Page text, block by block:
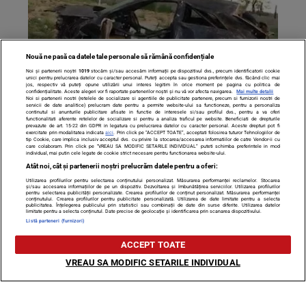
După Răzvan Ciobanu, un alt nume cunoscut a murit
aseară într-un accident rutier. NU purta centura
Nouă ne pasă ca datele tale personale să rămână confidențiale
Noi și partenerii noștri 1019stocăm și/sau accesăm informații pe dispozitivul dvs., precum identificatorii cookie
unici pentru prelucrarea datelor cu caracter personal. Puteți accepta sau gestiona preferințele dvs. făcând clic mai
jos, respectiv vă puteți opune utilizării unui interes legitim în orice moment pe pagina cu politica de
confidențialitate. Aceste alegeri vor fi raportate partenerilor noștri și nu vă vor afecta navigarea.
Mai multe detalii
Noi si partenerii nostri (retelele de socializare si agentiile de publicitate partenere, precum si furnizorii nostri de
servicii de date analitice) prelucram date pentru a permite website-ului sa functioneze, pentru a personaliza
continutul si anunturile publicitare afisate in functie de interesele si/sau profilul dvs., pentru a va oferi
functionalitati aferente retelelor de socializare si pentru a analiza traficul pe website. Beneficiati de drepturile
prevazute de art. 15-22 din GDPR in legatura cu prelucrarea datelor cu caracter personal. Aceste drepturi pot fi
exercitate prin modalitatea indicataaici . Prin click pe “ACCEPT TOATE”, acceptati folosirea tuturor Tehnologiilor de
tip Cookie, care implica inclusiv acceptul dvs. cu privire la stocarea/accesarea informatiilor de catre Vendor-ii cu
care colaboram. Prin click pe “VREAU SA MODIFIC SETARILE INDIVIDUAL” puteti schimba preferintele in mod
individual, mai putin cele legate de cookie strict necesare pentru functionarea website-ului.
Atât noi, cât și partenerii noștri prelucrăm datele pentru a oferi:
Utilizarea profilurilor pentru selectarea conținutului personalizat. Măsurarea performanței reclamelor. Stocarea
și/sau accesarea informațiilor de pe un dispozitiv. Dezvoltarea și îmbunătățirea serviciilor. Utilizarea profilurilor
pentru selectarea publicității personalizate. Crearea profilurilor de conținut personalizat. Măsurarea performanței
conținutului. Crearea profilurilor pentru publicitate personalizată. Utilizarea de date limitate pentru a selecta
publicitatea. Înțelegerea publicului prin statistici sau combinații de date din surse diferite. Utilizarea datelor
limitate pentru a selecta conținutul. Date precise de geolocație și identificarea prin scanarea dispozitivului.
Listă parteneri (furnizori)
ACCEPT TOATE
VREAU SA MODIFIC SETARILE INDIVIDUAL